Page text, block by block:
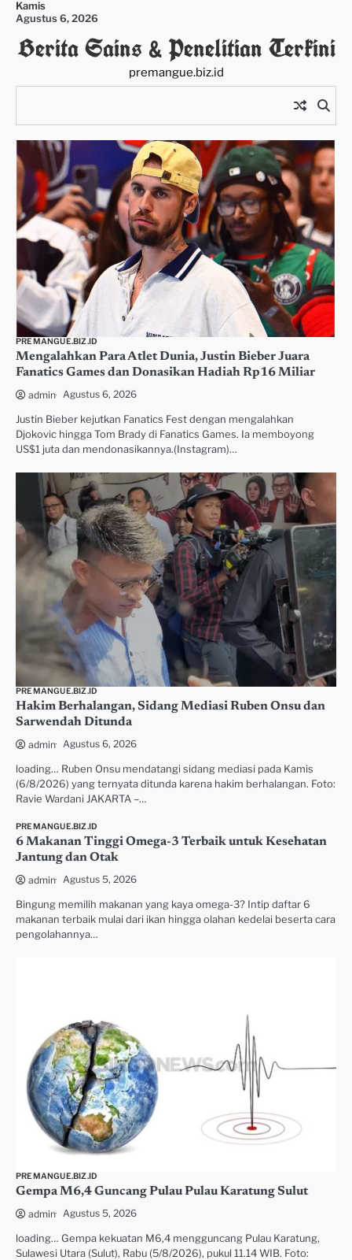
Skip
content
Kamis
Agustus 6, 2026
Berita Sains & Penelitian Terkini
premangue.biz.id
PREMANGUE.BIZ.ID
Mengalahkan Para Atlet Dunia, Justin Bieber Juara
Fanatics Games dan Donasikan Hadiah Rp16 Miliar
admin Agustus 6, 2026
Justin Bieber kejutkan Fanatics Fest dengan mengalahkan
Djokovic hingga Tom Brady di Fanatics Games. Ia memboyong
US$1 juta dan mendonasikannya.(Instagram)…
PREMANGUE.BIZ.ID
Hakim Berhalangan, Sidang Mediasi Ruben Onsu dan
Sarwendah Ditunda
admin Agustus 6, 2026
loading… Ruben Onsu mendatangi sidang mediasi pada Kamis
(6/8/2026) yang ternyata ditunda karena hakim berhalangan. Foto:
Ravie Wardani JAKARTA –…
PREMANGUE.BIZ.ID
6 Makanan Tinggi Omega-3 Terbaik untuk Kesehatan
Jantung dan Otak
admin Agustus 5, 2026
Bingung memilih makanan yang kaya omega-3? Intip daftar 6
makanan terbaik mulai dari ikan hingga olahan kedelai beserta cara
pengolahannya…
PREMANGUE.BIZ.ID
Gempa M6,4 Guncang Pulau Pulau Karatung Sulut
admin Agustus 5, 2026
loading… Gempa kekuatan M6,4 mengguncang Pulau Karatung,
Sulawesi Utara (Sulut), Rabu (5/8/2026), pukul 11.14 WIB. Foto: